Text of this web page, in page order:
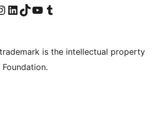
our Instagram account
Visit our LinkedIn account
造訪我們的 TikTok 帳號Visit our YouTube channel
造訪我們的 Tumblr 帳號
is the intellectual property